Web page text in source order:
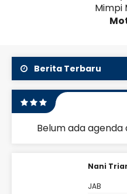
Mimpi
Berita Terbaru
SMA Negeri 1 Singosari
acara tahunan Blessing
mengenakan dresscode
Belum ada
Nani
JAB